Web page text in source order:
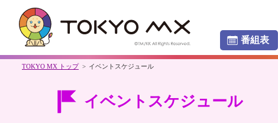
番組表
TOKYO MX トップ イベントスケジュール
イベントスケジュール